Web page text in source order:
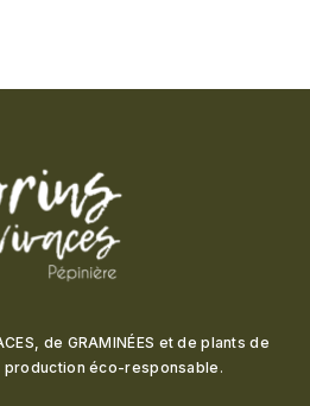
de GRAMINÉES et de plants de
production éco-responsable .